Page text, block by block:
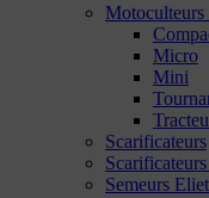
Motoculteurs
Micro
Mini
Scarificateurs
Semeurs Eliet